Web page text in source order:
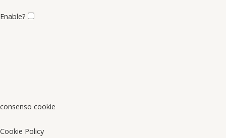
Enable?
consenso cookie
Cookie Policy